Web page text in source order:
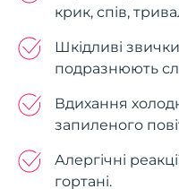
крик, спів,
Шкідливі
подразнюють
Вдихання
запиленого
Алергічні
гортані.